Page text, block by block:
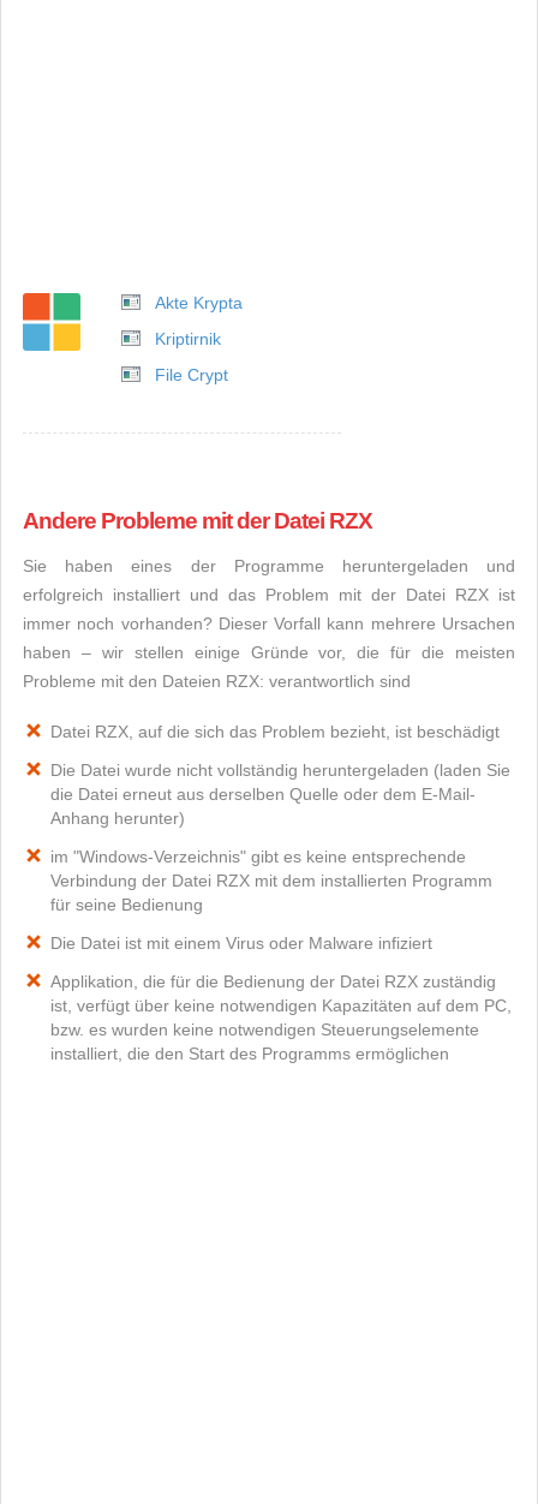
Akte Krypta
Kriptirnik
File Crypt
Andere Probleme mit der Datei RZX
Sie haben eines der Programme heruntergeladen und
erfolgreich installiert und das Problem mit der Datei RZX ist
immer noch vorhanden? Dieser Vorfall kann mehrere Ursachen
haben – wir stellen einige Gründe vor, die für die meisten
Probleme mit den Dateien RZX: verantwortlich sind
Datei RZX, auf die sich das Problem bezieht, ist beschädigt
Die Datei wurde nicht vollständig heruntergeladen (laden Sie
die Datei erneut aus derselben Quelle oder dem E-Mail-
Anhang herunter)
im "Windows-Verzeichnis" gibt es keine entsprechende
Verbindung der Datei RZX mit dem installierten Programm
für seine Bedienung
Die Datei ist mit einem Virus oder Malware infiziert
Applikation, die für die Bedienung der Datei RZX zuständig
ist, verfügt über keine notwendigen Kapazitäten auf dem PC,
bzw. es wurden keine notwendigen Steuerungselemente
installiert, die den Start des Programms ermöglichen